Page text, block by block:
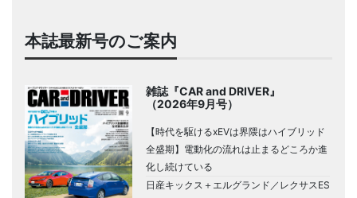
本誌最新号のご案内
雑誌『CAR and DRIVER』
（2026年9月号）
【時代を駆けるxEVは界隈はハイブリッド
全盛期】電動化の流れは止まるどころか進
化し続けている
日産キックス＋エルグランド／レクサスES